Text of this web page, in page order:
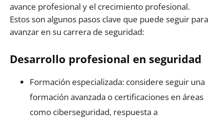
avance profesional y el crecimiento profesional.
Estos son algunos pasos clave que puede seguir para
avanzar en su carrera de seguridad:
Desarrollo profesional en seguridad
Formación especializada: considere seguir una
formación avanzada o certificaciones en áreas
como ciberseguridad, respuesta a